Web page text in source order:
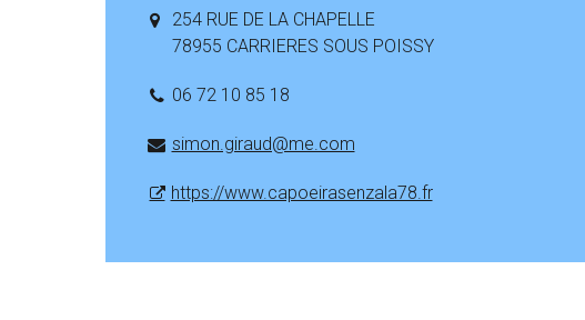
254 RUE DE LA CHAPELLE
78955 CARRIERES SOUS POISSY
06 72 10 85 18
simon.giraud@me.com
https://www.capoeirasenzala78.fr